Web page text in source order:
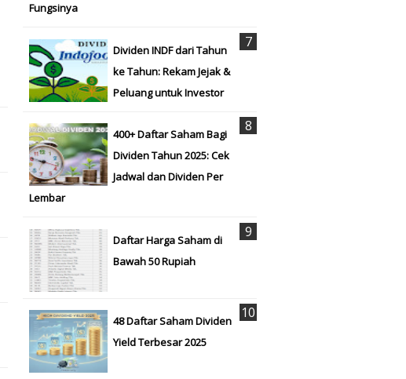
Fungsinya
Dividen INDF dari Tahun
ke Tahun: Rekam Jejak &
Peluang untuk Investor
400+ Daftar Saham Bagi
Dividen Tahun 2025: Cek
Jadwal dan Dividen Per
Lembar
Daftar Harga Saham di
Bawah 50 Rupiah
48 Daftar Saham Dividen
Yield Terbesar 2025